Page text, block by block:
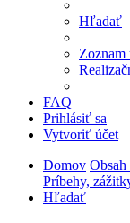
Hľadať
FAQ
Prihlásiť sa
Vytvoriť účet
Domov
Príbehy,
Hľadať